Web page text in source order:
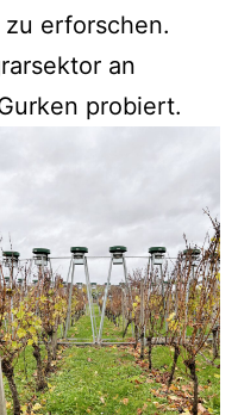
erforschen.
an
probiert.